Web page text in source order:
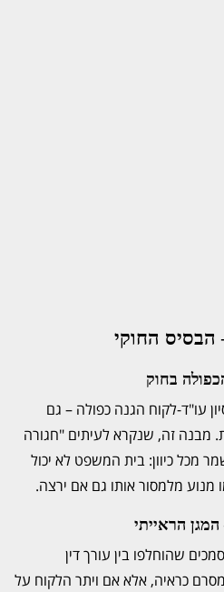
הבסיס החוקי
בחוק
עו"ד-לקוח הגנה כפולה – גם
מבנה זה, שנקרא לעיתים "חגורה
מכל כיוון: בית המשפט לא יכול
מנוע מלמסור אותו גם אם ירצה.
שהוחלפו בין עורך דין
כראיה, אלא אם ויתר הלקוח על